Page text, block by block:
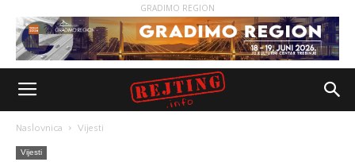
GRADIMO REGION
Naslovnica Vijesti
Vijesti